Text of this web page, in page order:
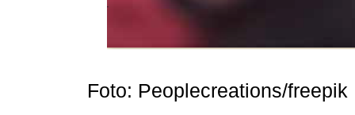
Foto: Peoplecreations/freepik